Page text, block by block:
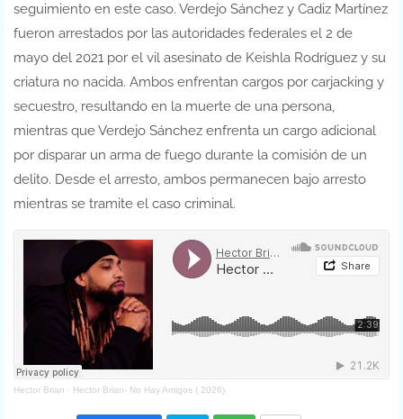
seguimiento en este caso. Verdejo Sánchez y Cadiz Martínez
fueron arrestados por las autoridades federales el 2 de
mayo del 2021 por el vil asesinato de Keishla Rodríguez y su
criatura no nacida. Ambos enfrentan cargos por carjacking y
secuestro, resultando en la muerte de una persona,
mientras que Verdejo Sánchez enfrenta un cargo adicional
por disparar un arma de fuego durante la comisión de un
delito. Desde el arresto, ambos permanecen bajo arresto
mientras se tramite el caso criminal.
Hector Brian · Hector Brian- No Hay Amigos ( 2026)